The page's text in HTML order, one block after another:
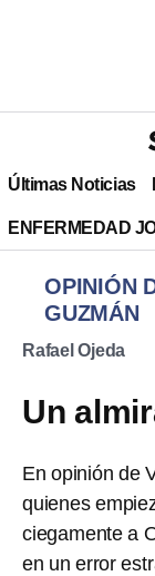
Últimas Noticias
ENFERMEDAD
OPINIÓN
GUZMÁN
Rafael Ojeda
Un
En opinión de
quienes
ciegamente a
en un error